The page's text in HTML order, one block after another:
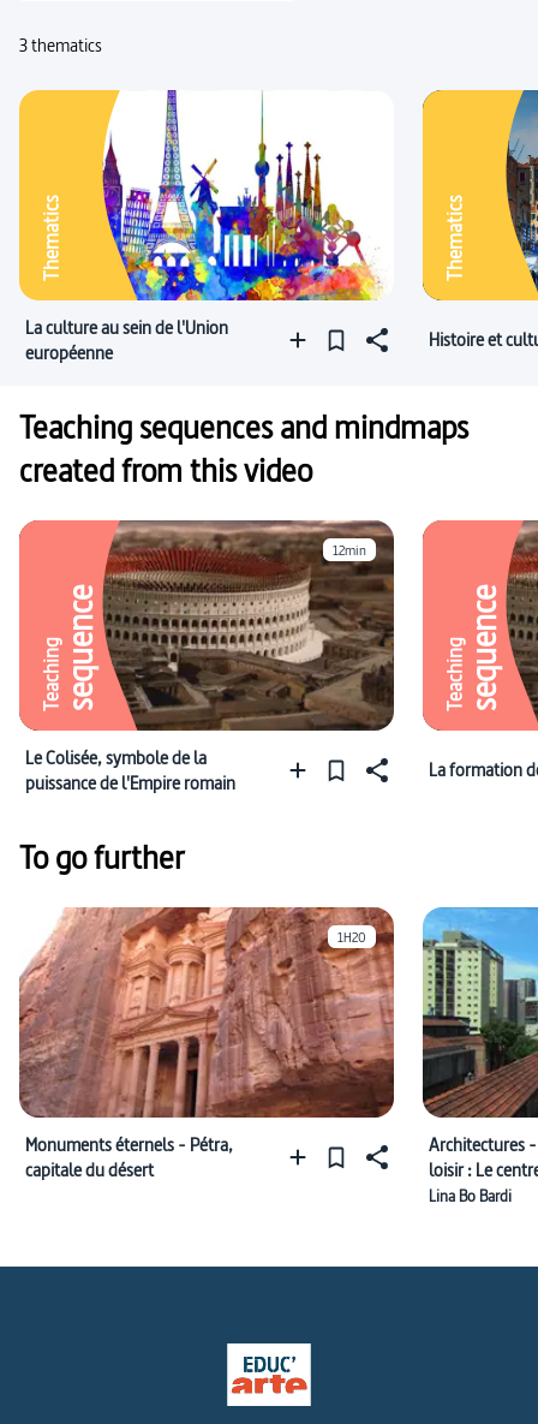
3 thematics
Thematics
La culture au sein de l'Union
européenne
Thematics
Histoire et
Teaching sequences and mindmaps
created from this video
Teachingsequence
12min
Le Colisée, symbole de la
puissance de l'Empire romain
Teachingsequence
La formation
To go further
1H20
Monuments éternels - Pétra,
capitale du désert
Architectures
loisir : Le
São Paulo
Lina Bo Bardi